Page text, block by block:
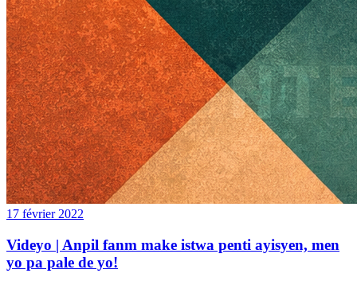
17 février 2022
Videyo | Anpil fanm make istwa penti ayisyen, men
yo pa pale de yo!